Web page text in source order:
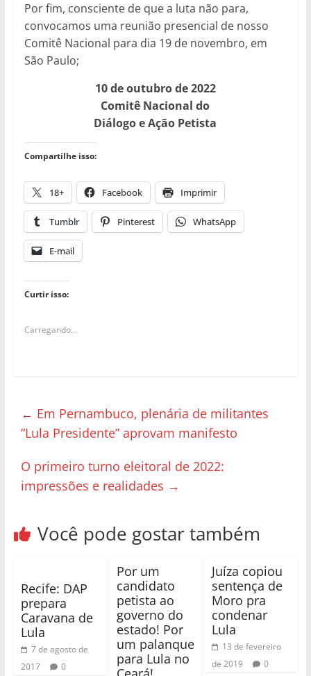
Por fim, consciente de que a luta não para,
convocamos uma reunião presencial de nosso
Comitê Nacional para dia 19 de novembro, em
São Paulo;
10 de outubro de 2022
Comitê Nacional do
Diálogo e Ação Petista
Compartilhe isso:
18+ Facebook Imprimir
Tumblr Pinterest WhatsApp
E-mail
Curtir isso:
Carregando...
← Em Pernambuco, plenária de militantes
“Lula Presidente” aprovam manifesto
O primeiro turno eleitoral de 2022:
impressões e realidades →
Você pode gostar também
Recife: DAP
prepara
Caravana de
Lula
7 de agosto de
2017
0
Por um
candidato
petista ao
governo do
estado! Por
um palanque
para Lula no
Juíza copiou
sentença de
Moro pra
condenar
Lula
13 de fevereiro
de 2019
0